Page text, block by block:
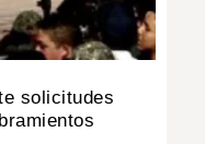
solicitudes